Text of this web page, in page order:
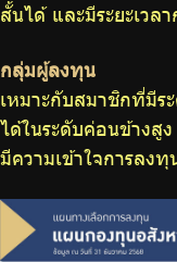
สั้นได้ และมีระยะเวล
กลุ่มผู้ลงทุน
เหมาะกับสมาชิกที่มีร
ได้ในระดับค่อนข้างสูง
มีความเข้าใจการลง